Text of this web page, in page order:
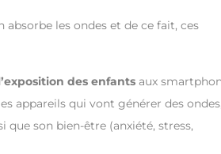
absorbe les ondes et de ce fait, ces
des enfants aux
appareils qui vont générer des ondes,
son bien-être (anxiété, stress,